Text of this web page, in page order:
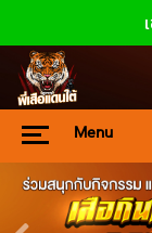
Menu